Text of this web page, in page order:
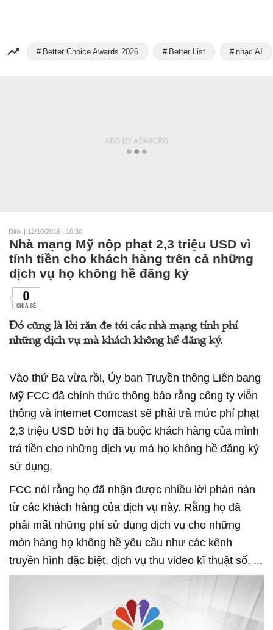
Better Choice Awards 2026 Better List nhạc AI
Dink | 12/10/2016 | 16:30
Nhà mạng Mỹ nộp phạt 2,3 triệu USD vì
tính tiền cho khách hàng trên cả những
dịch vụ họ không hề đăng ký
0
CHIA SẺ
Đó cũng là lời răn đe tới các nhà mạng tính phí
những dịch vụ mà khách không hề đăng ký.
Vào thứ Ba vừa rồi, Ủy ban Truyền thông Liên bang
Mỹ FCC đã chính thức thông báo rằng công ty viễn
thông và internet Comcast sẽ phải trả mức phí phạt
2,3 triệu USD bởi họ đã buộc khách hàng của mình
trả tiền cho những dịch vụ mà họ không hề đăng ký
sử dụng.
FCC nói rằng họ đã nhận được nhiều lời phàn nàn
từ các khách hàng của dịch vụ này. Rằng họ đã
phải mất những phí sử dụng dịch vụ cho những
món hàng họ không hề yêu cầu như các kênh
truyền hình đặc biệt, dịch vụ thu video kĩ thuật số, ...